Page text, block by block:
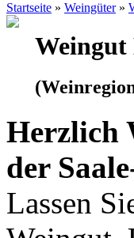
Startseite » Weingüter »
Weingut
Herzlich
der
Lassen